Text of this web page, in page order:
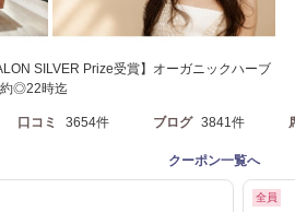
SILVER Prize受賞】オーガニックハーブ
約◎22時迄
口コミ 3654件 ブログ 3841件
クーポン一覧へ
全員